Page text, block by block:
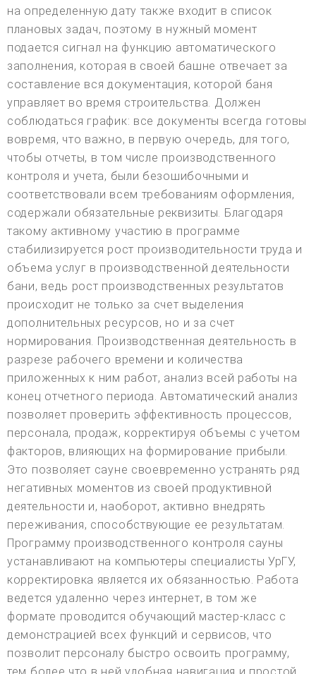
на определенную дату также входит в список
плановых задач, поэтому в нужный момент
подается сигнал на функцию автоматического
заполнения, которая в своей башне отвечает за
составление вся документация, которой баня
управляет во время строительства. Должен
соблюдаться график: все документы всегда готовы
вовремя, что важно, в первую очередь, для того,
чтобы отчеты, в том числе производственного
контроля и учета, были безошибочными и
соответствовали всем требованиям оформления,
содержали обязательные реквизиты. Благодаря
такому активному участию в программе
стабилизируется рост производительности труда и
объема услуг в производственной деятельности
бани, ведь рост производственных результатов
происходит не только за счет выделения
дополнительных ресурсов, но и за счет
нормирования. Производственная деятельность в
разрезе рабочего времени и количества
приложенных к ним работ, анализ всей работы на
конец отчетного периода. Автоматический анализ
позволяет проверить эффективность процессов,
персонала, продаж, корректируя объемы с учетом
факторов, влияющих на формирование прибыли.
Это позволяет сауне своевременно устранять ряд
негативных моментов из своей продуктивной
деятельности и, наоборот, активно внедрять
переживания, способствующие ее результатам.
Программу производственного контроля сауны
устанавливают на компьютеры специалисты УрГУ,
корректировка является их обязанностью. Работа
ведется удаленно через интернет, в том же
формате проводится обучающий мастер-класс с
демонстрацией всех функций и сервисов, что
позволит персоналу быстро освоить программу,